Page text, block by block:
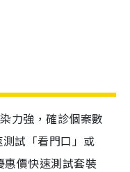
力強，確診個案數
試「看門口」或
惠價快速測試套裝